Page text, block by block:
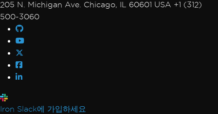
205 N. Michigan Ave. Chicago, IL 60601 USA +1 (312)
500-3060
Iron Slack에 가입하세요